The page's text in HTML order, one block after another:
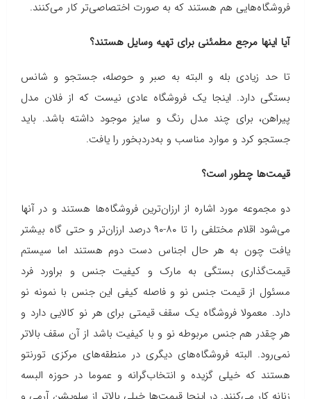
فروشگاه‌هایی هم هستند که به صورت اختصاصی‌تر کار می‌کنند.
آیا اینها مرجع مطمئنی برای تهیه وسایل هستند؟
تا حد زیادی بله و البته به صبر و حوصله، جستجو و شانس
بستگی دارد. اینجا یک فروشگاه عادی نیست که از فلان مدل
پیراهن، برای چند مدل رنگ و سایز موجود داشته باشد. باید
جستجو کرد و موارد مناسب و به‌دردبخور را یافت.
قیمت‌ها چطور است؟
دو مجموعه مورد اشاره از ارزان‌ترین فروشگاه‌ها هستند و در آنها
می‌شود اقلام مختلفی را تا ۸۰-۹۰ درصد ارزان‌تر و حتی گاه بیشتر
یافت چون به هر حال اجناس دست دوم هستند اما سیستم
قیمت‌گذاری بستگی به مارک و کیفیت جنس و براورد فرد
مسئول از قیمت جنس نو و فاصله کیفی این جنس با نمونه نو
دارد. معمولا فروشگاه یک سقف قیمتی برای هر نو کالایی دارد و
هر چقدر هم جنس مربوطه نو و با کیفیت باشد از آن سقف بالاتر
نمی‌رود. البته فروشگاه‌های دیگری در منطقه‌های مرکزی تورنتو
هستند که خیلی گزیده و انتخاب‌گرانه و عموما در حوزه البسه